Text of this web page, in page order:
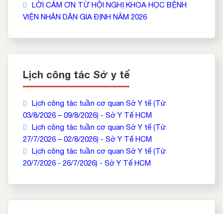
LỜI CẢM ƠN TỪ HỘI NGHỊ KHOA HỌC BỆNH
VIỆN NHÂN DÂN GIA ĐỊNH NĂM 2026
Lịch công tác Sở y tế
Lịch công tác tuần cơ quan Sở Y tế (Từ
03/8/2026 – 09/8/2026) - Sở Y Tế HCM
Lịch công tác tuần cơ quan Sở Y tế (Từ
27/7/2026 – 02/8/2026) - Sở Y Tế HCM
Lịch công tác tuần cơ quan Sở Y tế (Từ
20/7/2026 - 26/7/2026) - Sở Y Tế HCM